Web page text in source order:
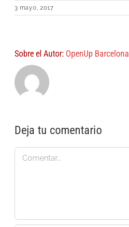
3 mayo, 2017
Sobre el Autor: OpenUp Barcelona
Deja tu comentario
Comentar